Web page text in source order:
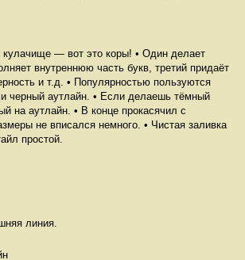
— вот это коры! • Один делает
внутреннюю часть букв, третий придаёт
и т.д. • Популярностью пользуются
и черный аутлайн. • Если делаешь тёмный
на аутлайн. • В конце прокасячил с
не вписался немного. • Чистая заливка
простой.
линия.